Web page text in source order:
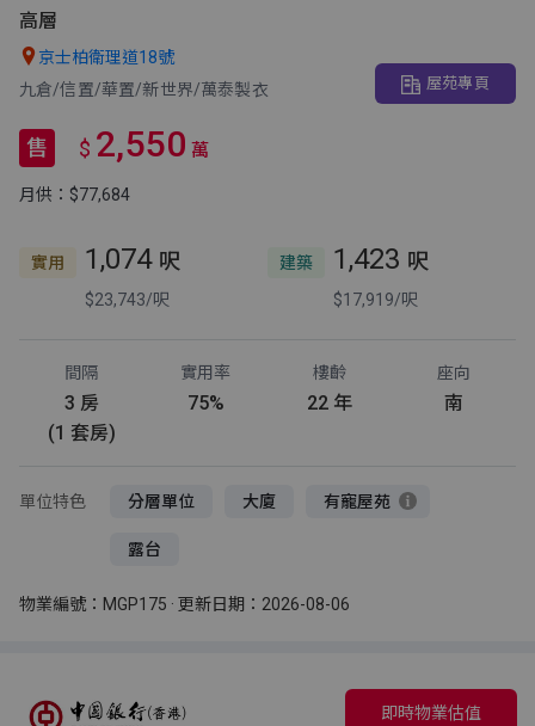
高層
 京士柏衛理道18號
九倉/信置/華置/新世界/萬泰製衣
屋苑專頁
售 $ 2,550 萬
月供：$77,684
實用 1,074 呎
$23,743/呎
建築 1,423 呎
$17,919/呎
間隔
3 房
(1 套房)
實用率
75%
樓齡
22 年
座向
南
單位特色 分層單位 大廈 有寵屋苑
露台
物業編號：MGP175 · 更新日期：2026-08-06
即時物業估值